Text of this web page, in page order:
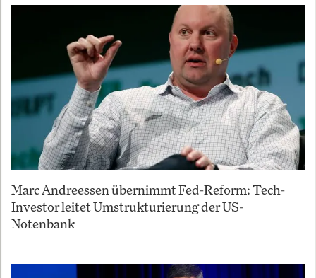
Marc Andreessen übernimmt Fed-Reform: Tech-
Investor leitet Umstrukturierung der US-
Notenbank